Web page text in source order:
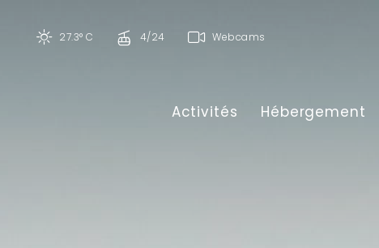
27.3° C 4/24 Webcams
Activités Hébergement